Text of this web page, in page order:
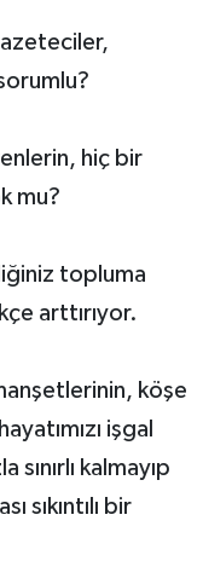
hiç bir
mu?
topluma
arttırıyor.
köşe
işgal
kalmayıp
sıkıntılı bir